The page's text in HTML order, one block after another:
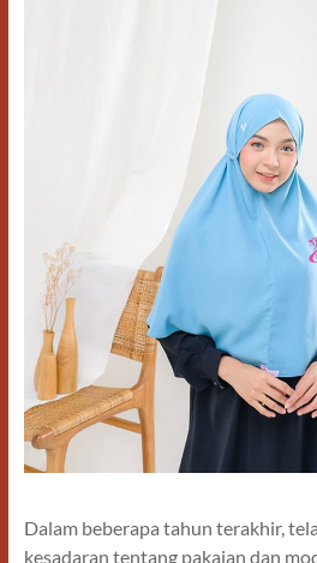
Dalam beberapa tahun terakhir,
kesadaran tentang pakaian dan